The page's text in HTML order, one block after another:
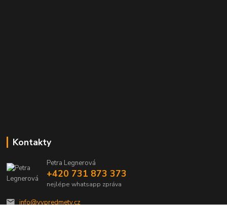
Kontakty
Petra Legnerová
+420 731 873 373
nejlépe whatsapp zpráva
info@vvpredmety.cz